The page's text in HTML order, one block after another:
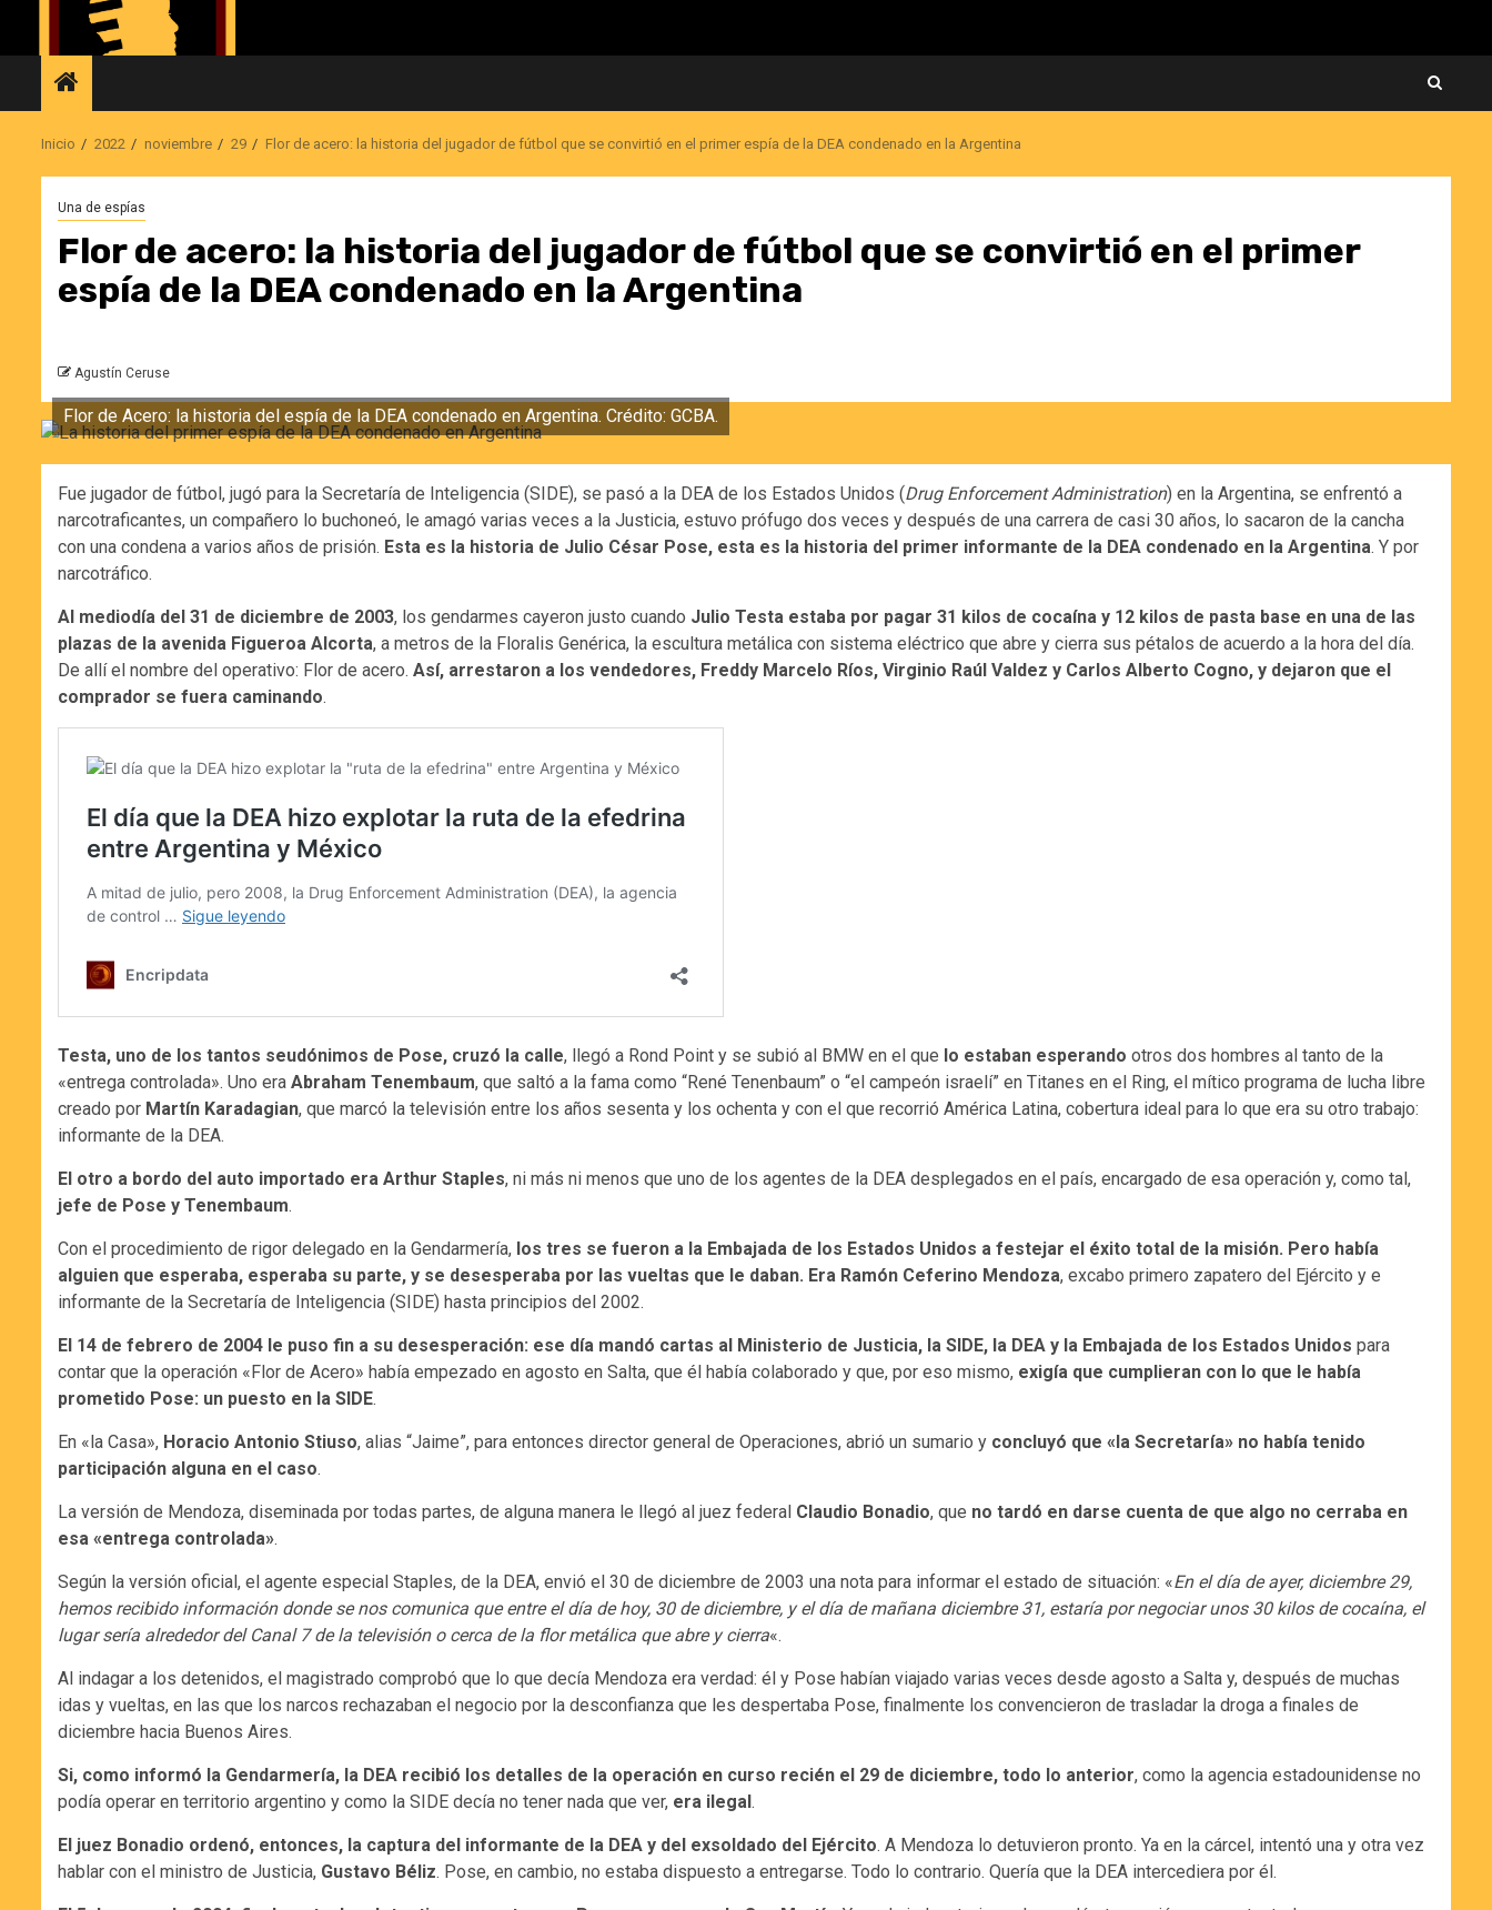
Inicio 2022 noviembre 29 Flor de acero: la historia del jugador de fútbol que se convirtió en el primer espía de la DEA condenado en la Argentina
Una de espías
Flor de acero: la historia del jugador de fútbol que se convirtió en el primer
espía de la DEA condenado en la Argentina
Agustín Ceruse
Flor de Acero: la historia del espía de la DEA condenado en Argentina. Crédito: GCBA.
Fue jugador de fútbol, jugó para la Secretaría de Inteligencia (SIDE), se pasó a la DEA de los Estados Unidos (Drug Enforcement Administration) en la Argentina, se enfrentó a
narcotraficantes, un compañero lo buchoneó, le amagó varias veces a la Justicia, estuvo prófugo dos veces y después de una carrera de casi 30 años, lo sacaron de la cancha
con una condena a varios años de prisión. Esta es la historia de Julio César Pose, esta es la historia del primer informante de la DEA condenado en la Argentina. Y por
narcotráfico.
Al mediodía del 31 de diciembre de 2003, los gendarmes cayeron justo cuando Julio Testa estaba por pagar 31 kilos de cocaína y 12 kilos de pasta base en una de las
plazas de la avenida Figueroa Alcorta, a metros de la Floralis Genérica, la escultura metálica con sistema eléctrico que abre y cierra sus pétalos de acuerdo a la hora del día.
De allí el nombre del operativo: Flor de acero. Así, arrestaron a los vendedores, Freddy Marcelo Ríos, Virginio Raúl Valdez y Carlos Alberto Cogno, y dejaron que el
comprador se fuera caminando.
Testa, uno de los tantos seudónimos de Pose, cruzó la calle, llegó a Rond Point y se subió al BMW en el que lo estaban esperando otros dos hombres al tanto de la
«entrega controlada». Uno era Abraham Tenembaum, que saltó a la fama como “René Tenenbaum” o “el campeón israelí” en Titanes en el Ring, el mítico programa de lucha libre
creado por Martín Karadagian, que marcó la televisión entre los años sesenta y los ochenta y con el que recorrió América Latina, cobertura ideal para lo que era su otro trabajo:
informante de la DEA.
El otro a bordo del auto importado era Arthur Staples, ni más ni menos que uno de los agentes de la DEA desplegados en el país, encargado de esa operación y, como tal,
jefe de Pose y Tenembaum.
Con el procedimiento de rigor delegado en la Gendarmería, los tres se fueron a la Embajada de los Estados Unidos a festejar el éxito total de la misión. Pero había
alguien que esperaba, esperaba su parte, y se desesperaba por las vueltas que le daban. Era Ramón Ceferino Mendoza, excabo primero zapatero del Ejército y e
informante de la Secretaría de Inteligencia (SIDE) hasta principios del 2002.
El 14 de febrero de 2004 le puso fin a su desesperación: ese día mandó cartas al Ministerio de Justicia, la SIDE, la DEA y la Embajada de los Estados Unidos para
contar que la operación «Flor de Acero» había empezado en agosto en Salta, que él había colaborado y que, por eso mismo, exigía que cumplieran con lo que le había
prometido Pose: un puesto en la SIDE.
En «la Casa», Horacio Antonio Stiuso, alias “Jaime”, para entonces director general de Operaciones, abrió un sumario y concluyó que «la Secretaría» no había tenido
participación alguna en el caso.
La versión de Mendoza, diseminada por todas partes, de alguna manera le llegó al juez federal Claudio Bonadio, que no tardó en darse cuenta de que algo no cerraba en
esa «entrega controlada».
Según la versión oficial, el agente especial Staples, de la DEA, envió el 30 de diciembre de 2003 una nota para informar el estado de situación: «En el día de ayer, diciembre 29,
hemos recibido información donde se nos comunica que entre el día de hoy, 30 de diciembre, y el día de mañana diciembre 31, estaría por negociar unos 30 kilos de cocaína, el
lugar sería alrededor del Canal 7 de la televisión o cerca de la flor metálica que abre y cierra«.
Al indagar a los detenidos, el magistrado comprobó que lo que decía Mendoza era verdad: él y Pose habían viajado varias veces desde agosto a Salta y, después de muchas
idas y vueltas, en las que los narcos rechazaban el negocio por la desconfianza que les despertaba Pose, finalmente los convencieron de trasladar la droga a finales de
diciembre hacia Buenos Aires.
Si, como informó la Gendarmería, la DEA recibió los detalles de la operación en curso recién el 29 de diciembre, todo lo anterior, como la agencia estadounidense no
podía operar en territorio argentino y como la SIDE decía no tener nada que ver, era ilegal.
El juez Bonadio ordenó, entonces, la captura del informante de la DEA y del exsoldado del Ejército. A Mendoza lo detuvieron pronto. Ya en la cárcel, intentó una y otra vez
hablar con el ministro de Justicia, Gustavo Béliz. Pose, en cambio, no estaba dispuesto a entregarse. Todo lo contrario. Quería que la DEA intercediera por él.